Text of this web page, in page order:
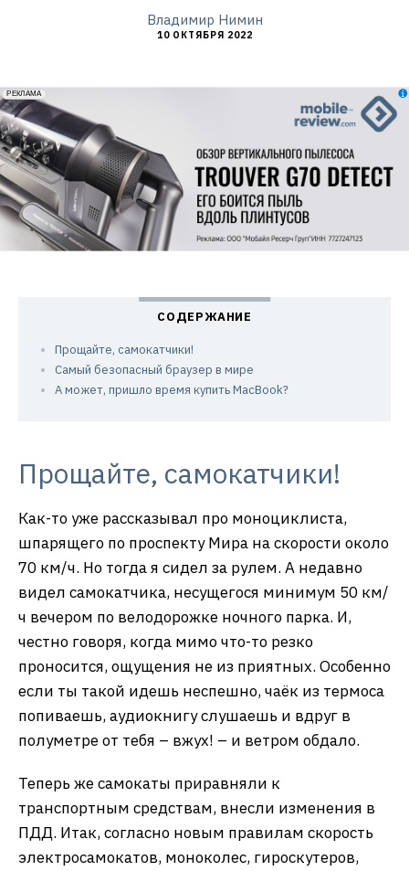
Владимир Нимин
10 ОКТЯБРЯ 2022
erid: 2VfnxxmNzs5
РЕКЛАМА
Прощайте, самокатчики!
Самый безопасный браузер в мире
А может, пришло время купить MacBook?
Прощайте, самокатчики!
Как-то уже рассказывал про моноциклиста,
шпарящего по проспекту Мира на скорости около
70 км/ч. Но тогда я сидел за рулем. А недавно
видел самокатчика, несущегося минимум 50 км/
ч вечером по велодорожке ночного парка. И,
честно говоря, когда мимо что-то резко
проносится, ощущения не из приятных. Особенно
если ты такой идешь неспешно, чаёк из термоса
попиваешь, аудиокнигу слушаешь и вдруг в
полуметре от тебя – вжух! – и ветром обдало.
Теперь же самокаты приравняли к
транспортным средствам, внесли изменения в
ПДД. Итак, согласно новым правилам скорость
электросамокатов, моноколес, гироскутеров,